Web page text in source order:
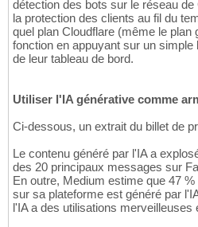
détection des bots sur le réseau
la protection des clients au fil du
quel plan Cloudflare (même le plan
fonction en appuyant sur un
de leur tableau de bord.
Utiliser l'IA générative comme
Ci-dessous, un extrait du billet de
Le contenu généré par l'IA a
des 20 principaux messages sur
En outre, Medium estime que 47
sur sa plateforme est généré par
l'IA a des utilisations merveilleuses